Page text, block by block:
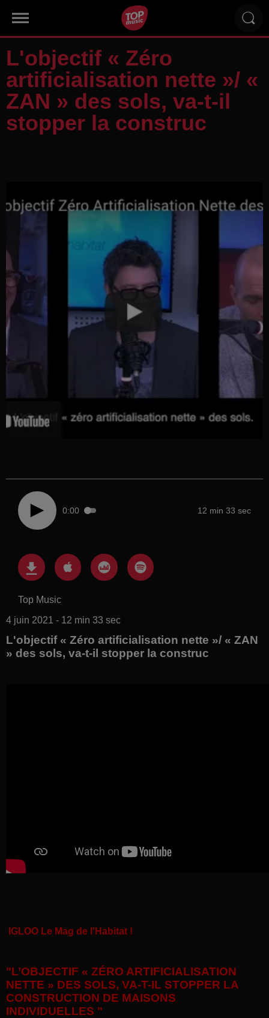
L'objectif « Zéro
artificialisation nette »/ «
ZAN » des sols, va-t-il
stopper la construc
0:00 12 min 33 sec
Top Music
4 juin 2021 - 12 min 33 sec
L'objectif « Zéro artificialisation nette »/ « ZAN
» des sols, va-t-il stopper la construc
IGLOO Le Mag de l'Habitat !
"L’OBJECTIF « ZÉRO ARTIFICIALISATION
NETTE » DES SOLS, VA-T-IL STOPPER LA
CONSTRUCTION DE MAISONS
INDIVIDUELLES "